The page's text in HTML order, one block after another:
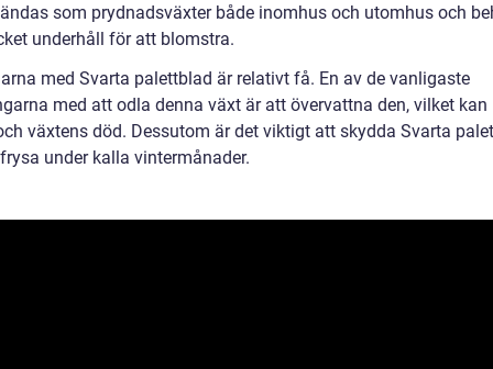
som prydnadsväxter både inomhus och utomhus och
underhåll för att blomstra.
med Svarta palettblad är relativt få. En av de vanligaste
med att odla denna växt är att övervattna den, vilket kan
växtens död. Dessutom är det viktigt att skydda Svarta
under kalla vintermånader.